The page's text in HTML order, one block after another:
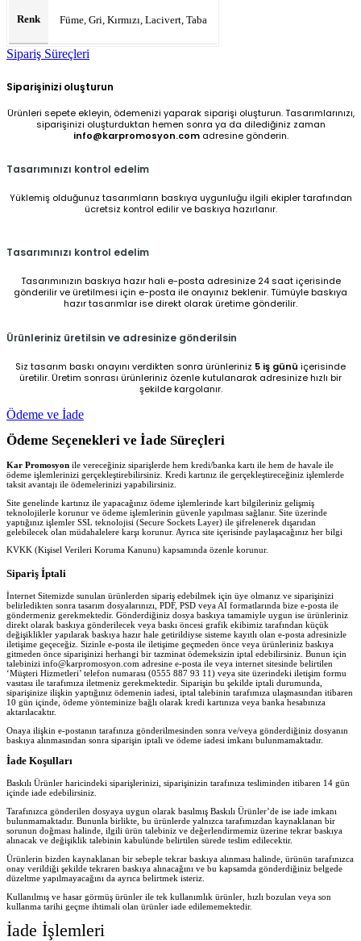
Renk Füme, Gri, Kırmızı, Lacivert, Taba
Sipariş Süreçleri
Siparişinizi oluşturun
Ürünleri sepete ekleyin, ödemenizi yaparak siparişi oluşturun. Tasarımlarınızı,
siparişinizi oluşturduktan hemen sonra ya da dilediğiniz zaman
info@karpromosyon.comadresine gönderin.
Tasarımınızı kontrol edelim
Yüklemiş olduğunuz tasarımların baskıya uygunluğu ilgili ekipler tarafından
ücretsiz kontrol edilir ve baskıya hazırlanır.
Tasarımınızı kontrol edelim
Tasarımınızın baskıya hazır hali e-posta adresinize 24 saat içerisinde
gönderilir ve üretilmesi için e-posta ile onayınız beklenir. Tümüyle baskıya
hazır tasarımlar ise direkt olarak üretime gönderilir.
Ürünleriniz üretilsin ve adresinize gönderilsin
Siz tasarım baskı onayını verdikten sonra ürünleriniz 5 iş günü içerisinde
üretilir. Üretim sonrası ürünleriniz özenle kutulanarak adresinize hızlı bir
şekilde kargolanır.
Ödeme ve İade
Ödeme Seçenekleri ve İade Süreçleri
Kar Promosyon ile vereceğiniz siparişlerde hem kredi/banka kartı ile hem de havale ile
ödeme işlemlerinizi gerçekleştirebilirsiniz. Kredi kartınız ile gerçekleştireceğiniz işlemlerde
taksit avantajı ile ödemelerinizi yapabilirsiniz.
Site genelinde kartınız ile yapacağınız ödeme işlemlerinde kart bilgileriniz gelişmiş
teknolojilerle korunur ve ödeme işlemlerinin güvenle yapılması sağlanır. Site üzerinde
yaptığınız işlemler SSL teknolojisi (Secure Sockets Layer) ile şifrelenerek dışarıdan
gelebilecek olan müdahalelere karşı korunur. Ayrıca site içerisinde paylaşacağınız her bilgi
KVKK (Kişisel Verileri Koruma Kanunu) kapsamında özenle korunur.
Sipariş İptali
İnternet Sitemizde sunulan ürünlerden sipariş edebilmek için üye olmanız ve siparişinizi
belirledikten sonra tasarım dosyalarınızı, PDF, PSD veya AI formatlarında bize e-posta ile
göndermeniz gerekmektedir. Gönderdiğiniz dosya baskıya tamamiyle uygun ise ürünleriniz
direkt olarak baskıya gönderilecek veya baskı öncesi grafik ekibimiz tarafından küçük
değişiklikler yapılarak baskıya hazır hale getirildiyse sisteme kayıtlı olan e-posta adresinizle
iletişime geçeceğiz. Sizinle e-posta ile iletişime geçmeden önce veya ürünleriniz baskıya
gitmeden önce siparişinizi herhangi bir tazminat ödemeksizin iptal edebilirsiniz. Bunun için
talebinizi info@karpromosyon.com adresine e-posta ile veya internet sitesinde belirtilen
‘Müşteri Hizmetleri’ telefon numarası (0555 887 93 11) veya site üzerindeki iletişim formu
vasıtası ile tarafımıza iletmeniz gerekmektedir. Siparişin bu şekilde iptali durumunda,
siparişinize ilişkin yaptığınız ödemenin iadesi, iptal talebinin tarafımıza ulaşmasından itibaren
10 gün içinde, ödeme yönteminize bağlı olarak kredi kartınıza veya banka hesabınıza
aktarılacaktır.
Onaya ilişkin e-postanın tarafınıza gönderilmesinden sonra ve/veya gönderdiğiniz dosyanın
baskıya alınmasından sonra siparişin iptali ve ödeme iadesi imkanı bulunmamaktadır.
İade Koşulları
Baskılı Ürünler haricindeki siparişlerinizi, siparişinizin tarafınıza tesliminden itibaren 14 gün
içinde iade edebilirsiniz.
Tarafınızca gönderilen dosyaya uygun olarak basılmış Baskılı Ürünler’de ise iade imkanı
bulunmamaktadır. Bununla birlikte, bu ürünlerde yalnızca tarafımızdan kaynaklanan bir
sorunun doğması halinde, ilgili ürün talebiniz ve değerlendirmemiz üzerine tekrar baskıya
alınacak ve değişiklik talebinin kabulünde belirtilen sürede teslim edilecektir.
Ürünlerin bizden kaynaklanan bir sebeple tekrar baskıya alınması halinde, ürünün tarafınızca
onay verildiği şekilde tekraren baskıya alınacağını ve bu kapsamda gönderdiğiniz belgede
düzeltme yapılmayacağını da ayrıca belirtmek isteriz.
Kullanılmış ve hasar görmüş ürünler ile tek kullanımlık ürünler, hızlı bozulan veya son
kullanma tarihi geçme ihtimali olan ürünler iade edilememektedir.
İade İşlemleri